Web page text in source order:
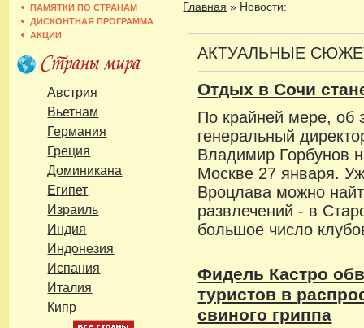
ПАМЯТКИ ПО СТРАНАМ
ДИСКОНТНАЯ ПРОГРАММА
АКЦИИ
Австрия
Вьетнам
Германия
Греция
Доминикана
Египет
Израиль
Индия
Индонезия
Испания
Италия
Кипр
Главная » Новости:
АКТУАЛЬНЫЕ
Отдых в Сочи
По крайней мере, об
генеральный
Владимир Горбунов
Москве 27 января.
Вроцлава можно
развлечений - в
большое число
Фидель Кастро
туристов в
свиного гриппа